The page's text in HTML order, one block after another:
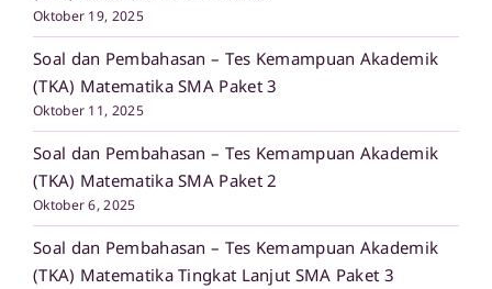
Oktober 19, 2025
Soal dan Pembahasan – Tes Kemampuan Akademik
(TKA) Matematika SMA Paket 3
Oktober 11, 2025
Soal dan Pembahasan – Tes Kemampuan Akademik
(TKA) Matematika SMA Paket 2
Oktober 6, 2025
Soal dan Pembahasan – Tes Kemampuan Akademik
(TKA) Matematika Tingkat Lanjut SMA Paket 3